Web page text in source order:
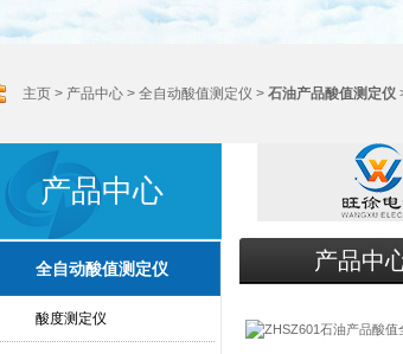
主页 > 产品中心 > 全自动酸值测定仪 > 石油产品酸值测定仪
产品中心
全自动酸值测定仪
酸度测定仪
产品中